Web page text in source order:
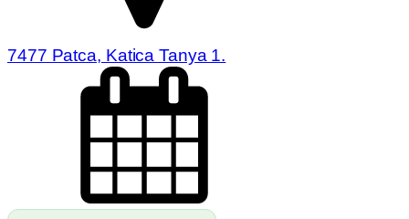
7477 Patca, Katica Tanya 1.